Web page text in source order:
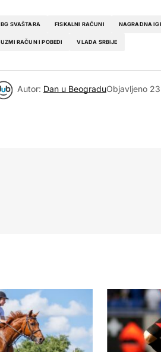
BG SVAŠTARA FISKALNI RAČUNI NAGRADNA
UZMI RAČUN I POBEDI VLADA SRBIJE
Autor: Dan u BeograduObjavljeno